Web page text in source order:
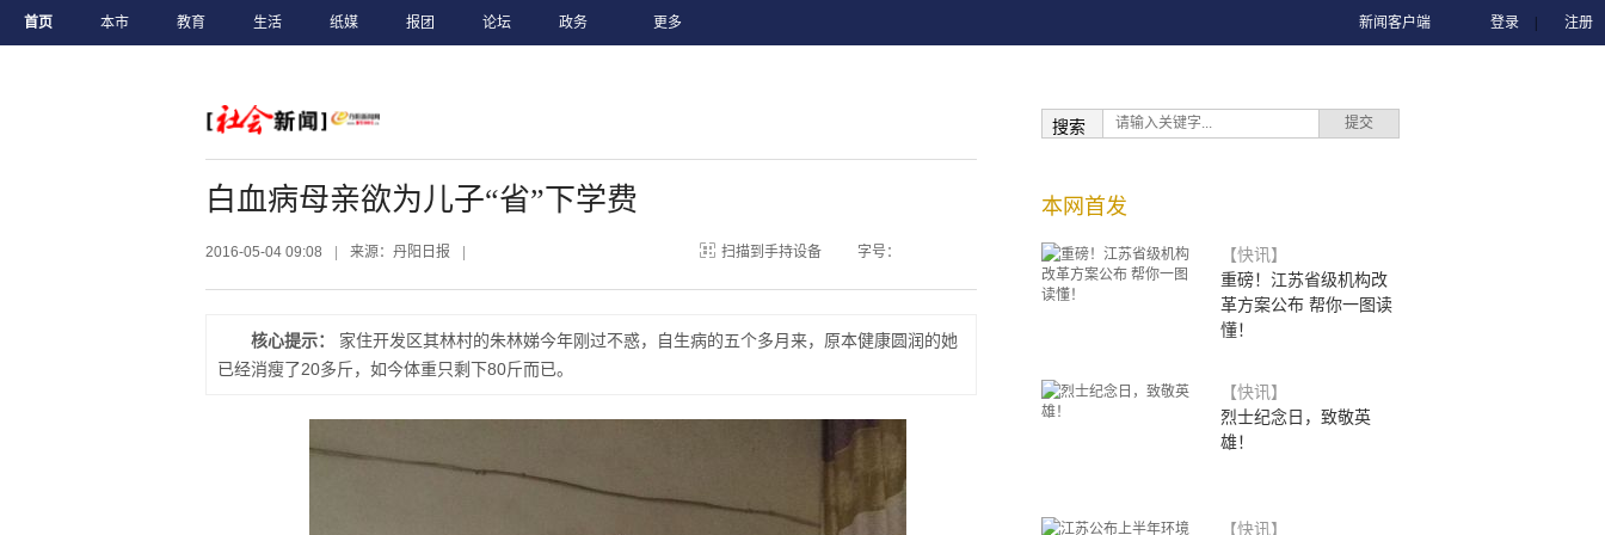
首页 本市 教育 生活 纸媒 报团 论坛 政务 更多 新闻客户端 登录 注册
白血病母亲欲为儿子“省”下学费
2016-05-04 09:08 来源：丹阳日报 扫描到手持设备 字号：
核心提示：
家住开发区其林村的朱林娣今年刚过不惑，自生病的五个多月来，原本健康圆润的她
已经消瘦了20多斤，如今体重只剩下80斤而已。
搜索
本网首发
【快讯】
重磅！江苏省级机构改
革方案公布 帮你一图读
懂！
【快讯】
烈士纪念日，致敬英
雄！
【快讯】